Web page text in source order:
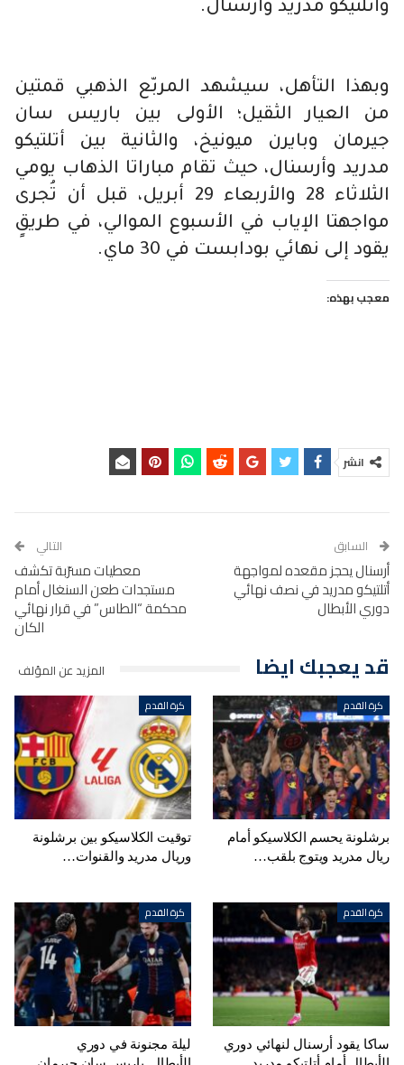
وأتلتيكو مدريد وأرسنال.
وبهذا التأهل، سيشهد المربّع الذهبي قمتين
من العيار الثقيل؛ الأولى بين باريس سان
جيرمان وبايرن ميونيخ، والثانية بين أتلتيكو
مدريد وأرسنال، حيث تقام مباراتا الذهاب يومي
الثلاثاء 28 والأربعاء 29 أبريل، قبل أن تُجرى
مواجهتا الإياب في الأسبوع الموالي، في طريقٍ
يقود إلى نهائي بودابست في 30 ماي.
معجب بهذه:
انشر
السابق
أرسنال يحجز مقعده لمواجهة
أتلتيكو مدريد في نصف نهائي
دوري الأبطال
التالي
معطيات مسرّبة تكشف
مستجدات طعن السنغال أمام
محكمة “الطاس” في قرار نهائي
الكان
قد يعجبك ايضا المزيد عن المؤلف
كرة القدم
برشلونة يحسم الكلاسيكو أمام
ريال مدريد ويتوج بلقب…
كرة القدم
توقيت الكلاسيكو بين برشلونة
وريال مدريد والقنوات…
كرة القدم
ساكا يقود أرسنال لنهائي دوري
كرة القدم
ليلة مجنونة في دوري